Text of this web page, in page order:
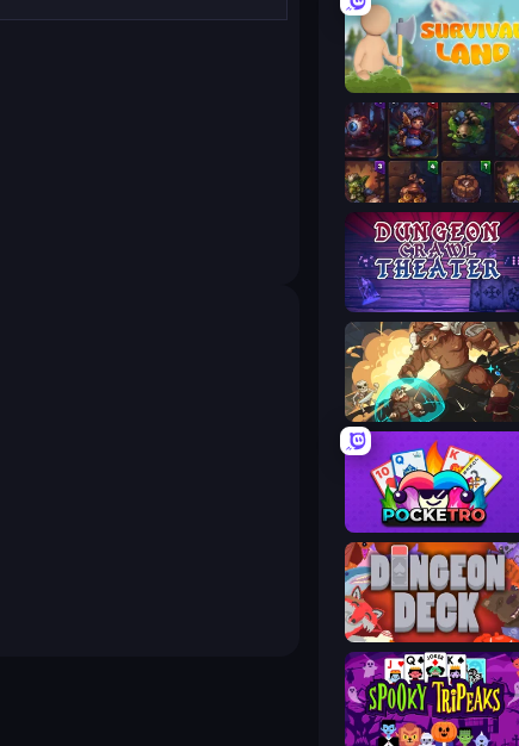
Survival Land
Cards Keeper
Dungeon Crawl Theater
Dungeon of Terror
Pocketro
Dungeon Deck